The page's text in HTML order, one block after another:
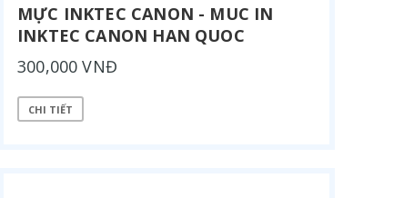
MỰC INKTEC CANON - MUC IN
INKTEC CANON HAN QUOC
300,000 VNĐ
CHI TIẾT